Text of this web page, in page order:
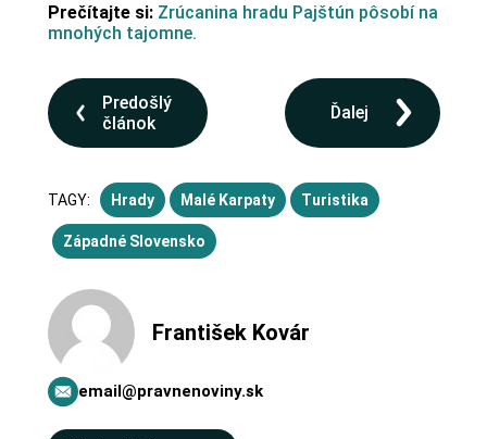
Prečítajte si: Zrúcanina hradu Pajštún pôsobí na
mnohých tajomne.
Predošlý
článok
Ďalej
TAGY: Hrady Malé Karpaty Turistika
Západné Slovensko
František Kovár
email@pravnenoviny.sk